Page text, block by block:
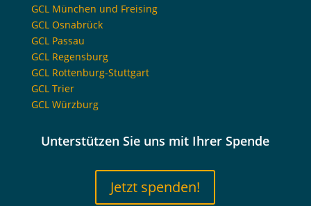
GCL München und Freising
GCL Osnabrück
GCL Passau
GCL Regensburg
GCL Rottenburg-Stuttgart
GCL Trier
GCL Würzburg
Unterstützen Sie uns mit Ihrer Spende
Jetzt spenden!